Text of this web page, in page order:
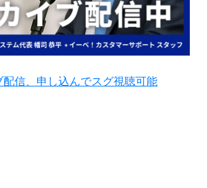
配信、申し込んでスグ視聴可能